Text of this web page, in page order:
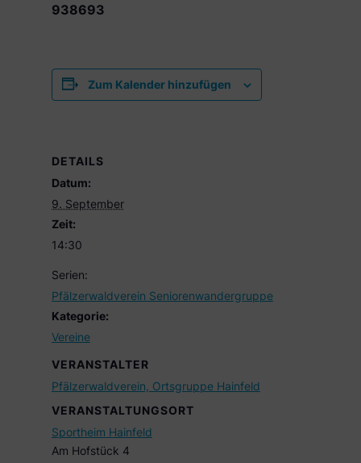
938693
Zum Kalender hinzufügen
DETAILS
Datum:
9. September
Zeit:
14:30
Serien:
Pfälzerwaldverein Seniorenwandergruppe
Kategorie:
Vereine
VERANSTALTUNGSORT
Sportheim Hainfeld
Am Hofstück 4
VERANSTALTER
Pfälzerwaldverein, Ortsgruppe Hainfeld